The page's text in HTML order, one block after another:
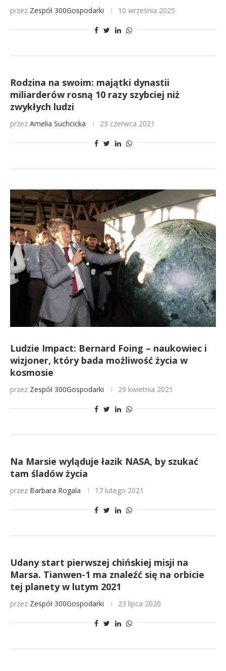
przez Zespół 300Gospodarki 10 września 2025
Rodzina na swoim: majątki dynastii
miliarderów rosną 10 razy szybciej niż
zwykłych ludzi
przez Amelia Suchcicka 23 czerwca 2021
Ludzie Impact: Bernard Foing – naukowiec i
wizjoner, który bada możliwość życia w
kosmosie
przez Zespół 300Gospodarki 29 kwietnia 2021
Na Marsie wyląduje łazik NASA, by szukać
tam śladów życia
przez Barbara Rogala 17 lutego 2021
Udany start pierwszej chińskiej misji na
Marsa. Tianwen-1 ma znaleźć się na orbicie
tej planety w lutym 2021
przez Zespół 300Gospodarki 23 lipca 2020